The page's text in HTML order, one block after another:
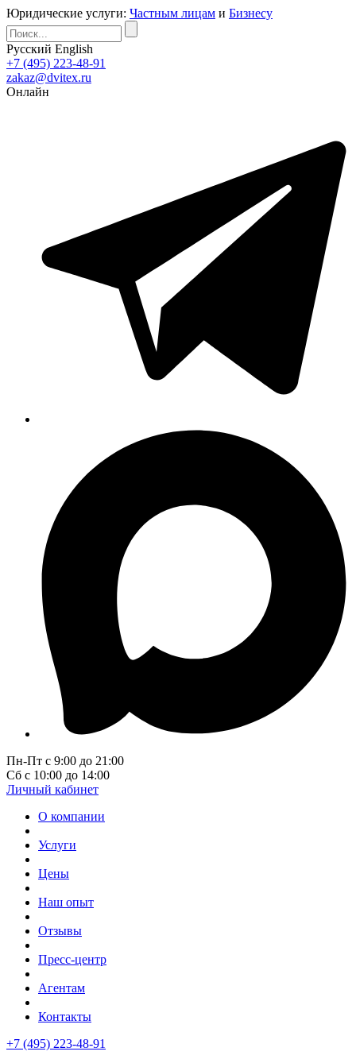
Юридические услуги: Частным лицам и Бизнесу
Русский English
+7 (495) 223-48-91
zakaz@dvitex.ru
Онлайн
Пн-Пт с 9:00 до 21:00
Сб с 10:00 до 14:00
Личный кабинет
О компании
Услуги
Цены
Наш опыт
Отзывы
Пресс-центр
Агентам
Контакты
+7 (495) 223-48-91